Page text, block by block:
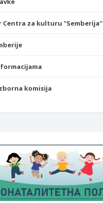
Centra za kulturu "Semberija"
komisija